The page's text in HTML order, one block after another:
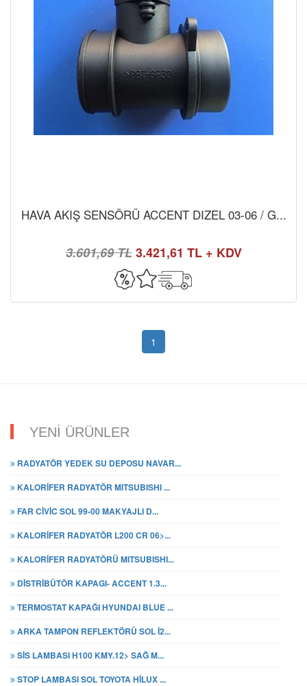
HAVA AKIŞ SENSÖRÜ ACCENT DIZEL 03-06 / G...
3.601,69 TL3.421,61 TL + KDV
1
YENİ ÜRÜNLER
RADYATÖR YEDEK SU DEPOSU NAVAR...
KALORİFER RADYATÖR MITSUBISHI ...
FAR CİVİC SOL 99-00 MAKYAJLI D...
KALORİFER RADYATÖR L200 CR 06>...
KALORİFER RADYATÖRÜ MITSUBISHI...
DİSTRİBÜTÖR KAPAGI- ACCENT 1.3...
TERMOSTAT KAPAĞI HYUNDAI BLUE ...
ARKA TAMPON REFLEKTÖRÜ SOL İ2...
SİS LAMBASI H100 KMY.12> SAĞ M...
STOP LAMBASI SOL TOYOTA HİLUX ...